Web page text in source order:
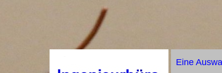
Eine